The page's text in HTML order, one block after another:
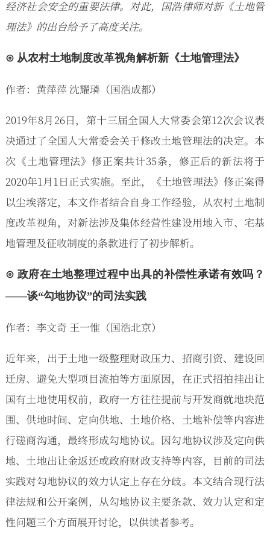
经济社会安全的重要法律。对此，国浩律师对新《土地管
理法》的出台给予了高度关注。
⊙ 从农村土地制度改革视角解析新《土地管理法》
作者：黄萍萍 沈耀璘（国浩成都）
2019年8月26日，第十三届全国人大常委会第12次会议表
决通过了全国人大常委会关于修改土地管理法的决定。本
次《土地管理法》修正案共计35条，修正后的新法将于
2020年1月1日正式实施。至此，《土地管理法》修正案得
以尘埃落定，本文作者结合自身工作经验，从农村土地制
度改革视角，对新法涉及集体经营性建设用地入市、宅基
地管理及征收制度的条款进行了初步解析。
⊙ 政府在土地整理过程中出具的补偿性承诺有效吗？
——谈“勾地协议”的司法实践
作者：李文奇 王一惟（国浩北京）
近年来，出于土地一级整理财政压力、招商引资、建设回
迁房、避免大型项目流拍等方面原因，在正式招拍挂出让
国有土地使用权前，政府一方往往提前与开发商就地块范
围、供地时间、定向供地、土地价格、土地补偿等内容进
行磋商沟通，最终形成勾地协议。因勾地协议涉及定向供
地、土地出让金返还或政府财政支持等内容，目前的司法
实践对勾地协议的效力认定上存在分歧。本文结合现行法
律法规和公开案例，从勾地协议主要条款、效力认定和定
性问题三个方面展开讨论，以供读者参考。